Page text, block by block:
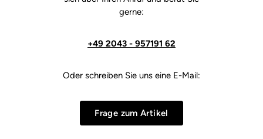
gerne:
+49 2043 - 957191 62
Oder schreiben Sie uns eine E-Mail:
Frage zum Artikel